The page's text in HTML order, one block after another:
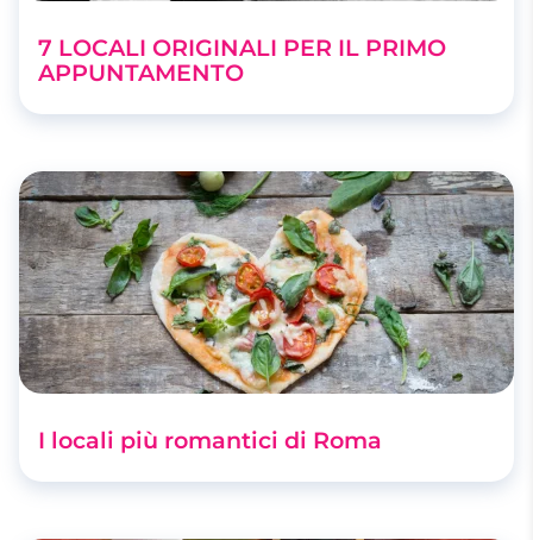
7 LOCALI ORIGINALI PER IL PRIMO
APPUNTAMENTO
I locali più romantici di Roma